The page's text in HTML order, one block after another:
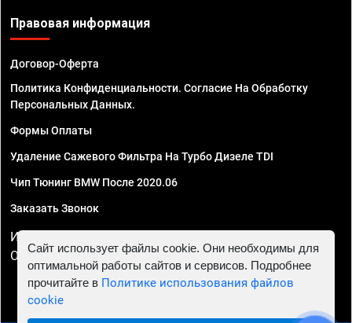
Правовая информация
Договор-Оферта
Политика Конфиденциальности. Согласие На Обработку
Персональных Данных.
Формы Оплаты
Удаление Сажевого Фильтра На Турбо Дизеле TDI
Чип Тюнинг BMW После 2020.06
Заказать Звонок
ИП Смирнов Георгий Павлович. ИНН 781302555843,
ОГРНИП 324470400032610
Сайт использует файлы cookie. Они необходимы для
оптимальной работы сайтов и сервисов. Подробнее
прочитайте в Политике использования файлов
cookie